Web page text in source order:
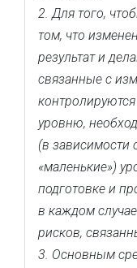
2. Для того,
том, что
результат и
связанные с
уровню,
(в зависимости
«маленькие»)
подготовке и
в каждом
рисков,
3. Основным